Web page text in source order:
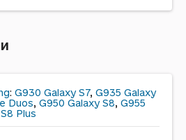
: G930 Galaxy S7, G935 Galaxy
Duos, G950 Galaxy S8, G955
Plus